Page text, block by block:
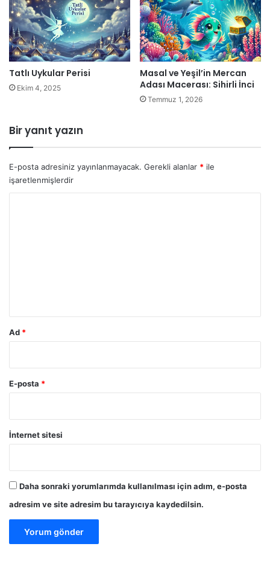
Tatlı Uykular Perisi
Ekim 4, 2025
Masal ve Yeşil’in Mercan
Adası Macerası: Sihirli İnci
Temmuz 1, 2026
Bir yanıt yazın
E-posta adresiniz yayınlanmayacak. Gerekli alanlar * ile
işaretlenmişlerdir
Ad *
E-posta *
İnternet sitesi
Daha sonraki yorumlarımda kullanılması için adım, e-posta
adresim ve site adresim bu tarayıcıya kaydedilsin.